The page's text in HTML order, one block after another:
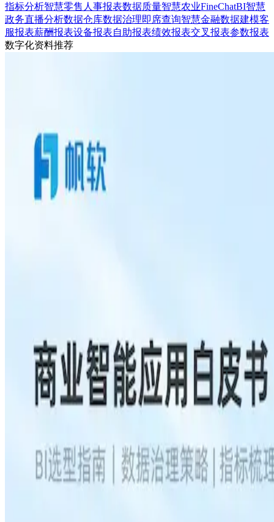
指标分析智慧零售 人事报表数据质量智慧农业FineChatBI智慧
政务直播分析数据仓库数据治理即席查询智慧金融数据建模客
服报表薪酬报表设备报表自助报表绩效报表交叉报表参数报表
数字化资料推荐